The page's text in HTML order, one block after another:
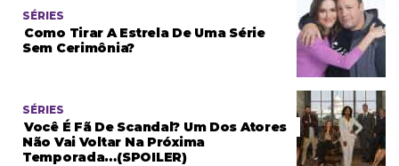
SÉRIES
Como Tirar A Estrela De Uma Série
Sem Cerimônia?
SÉRIES
Você É Fã De Scandal? Um Dos Atores
Não Vai Voltar Na Próxima
Temporada…(SPOILER)